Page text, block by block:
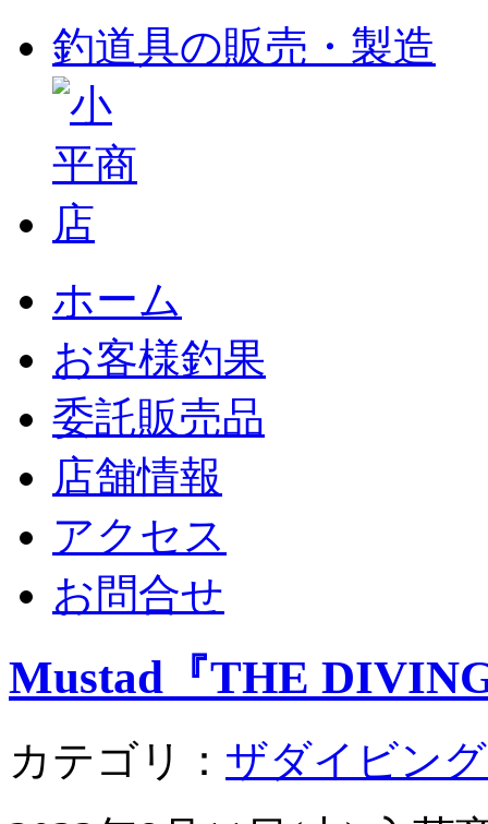
釣道具の販売・製造
ホーム
お客様釣果
委託販売品
店舗情報
アクセス
お問合せ
Mustad『THE
カテゴリ： ザダイビン